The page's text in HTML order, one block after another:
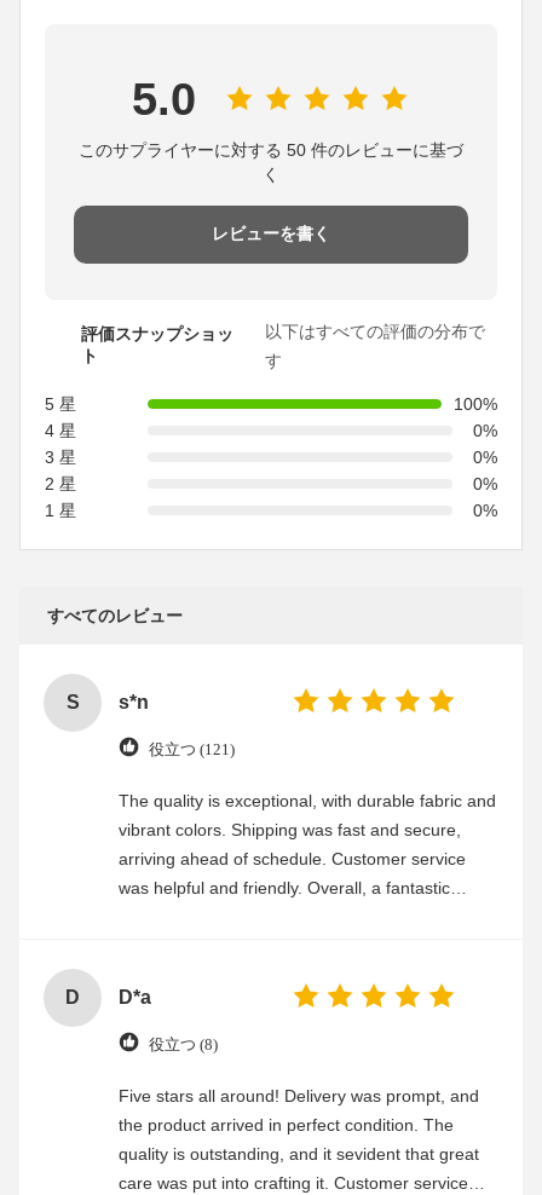
5.0
このサプライヤーに対する 50 件のレビューに基づ
く
レビューを書く
評価スナップショッ
ト
以下はすべての評価の分布で
す
5 星
100%
4 星
0%
3 星
0%
2 星
0%
1 星
0%
すべてのレビュー
S s*n
役立つ (121)
The quality is exceptional, with durable fabric and
vibrant colors. Shipping was fast and secure,
arriving ahead of schedule. Customer service
was helpful and friendly. Overall, a fantastic
D D*a
役立つ (8)
Five stars all around! Delivery was prompt, and
the product arrived in perfect condition. The
quality is outstanding, and it sevident that great
care was put into crafting it. Customer service